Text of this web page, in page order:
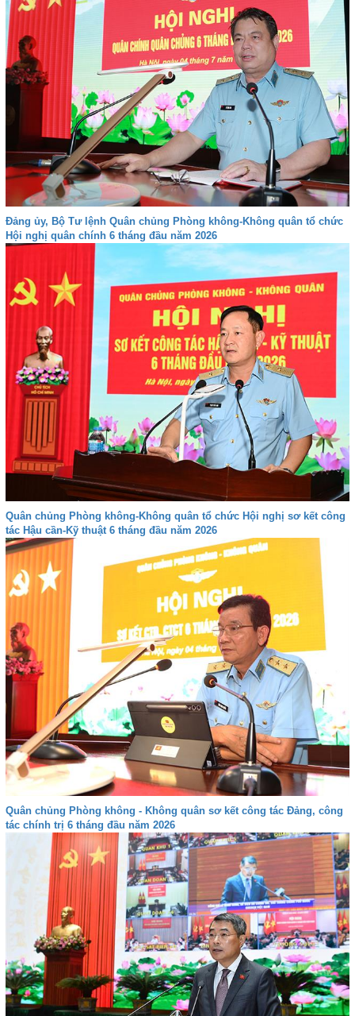
Đảng ủy, Bộ Tư lệnh Quân chủng Phòng không-Không quân tổ chức
Hội nghị quân chính 6 tháng đầu năm 2026
Quân chủng Phòng không-Không quân tổ chức Hội nghị sơ kết công
tác Hậu cần-Kỹ thuật 6 tháng đầu năm 2026
Quân chủng Phòng không - Không quân sơ kết công tác Đảng, công
tác chính trị 6 tháng đầu năm 2026